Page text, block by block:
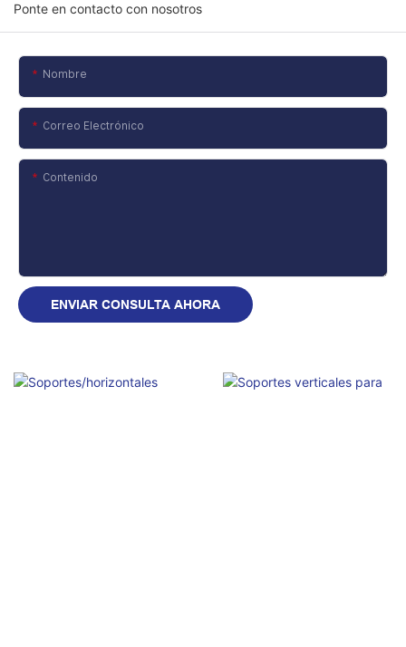
Ponte en contacto con nosotros
Nombre
Correo Electrónico
Contenido
ENVIAR CONSULTA AHORA